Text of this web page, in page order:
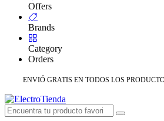
Offers
Brands
Category
Orders
ENVIÓ GRATIS EN TODOS LOS